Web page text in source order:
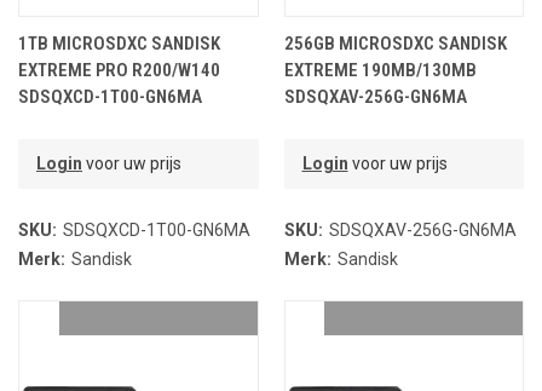
1TB MICROSDXC SANDISK
EXTREME PRO R200/W140
SDSQXCD-1T00-GN6MA
Login voor uw prijs
SKU: SDSQXCD-1T00-GN6MA
Merk: Sandisk
256GB MICROSDXC SANDISK
EXTREME 190MB/130MB
SDSQXAV-256G-GN6MA
Login voor uw prijs
SKU: SDSQXAV-256G-GN6MA
Merk: Sandisk